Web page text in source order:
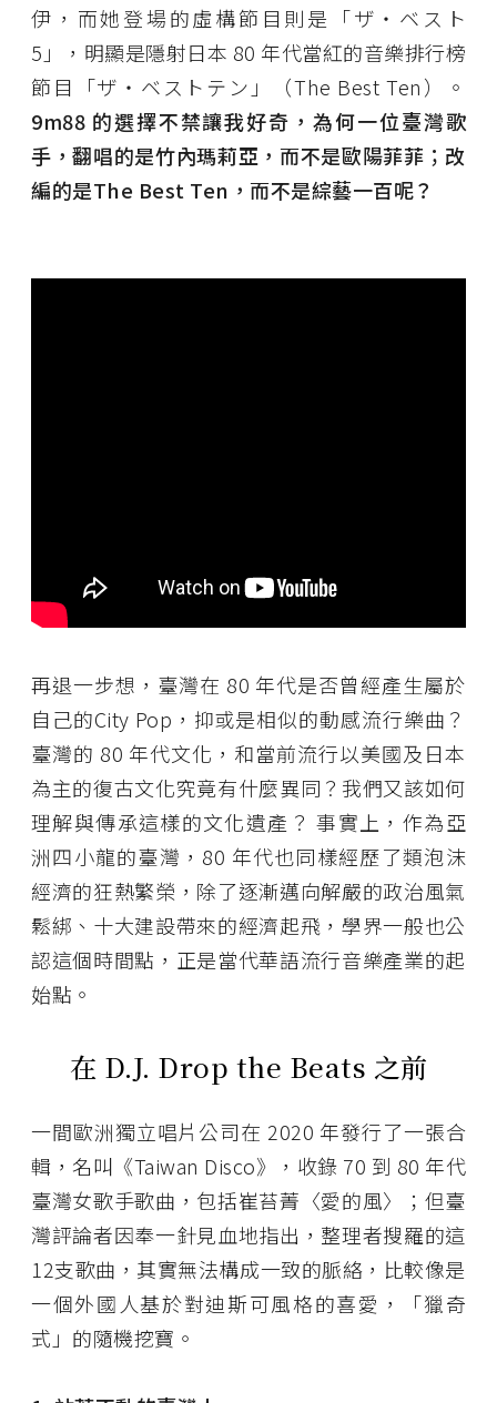
伊，而她登場的虛構節目則是「ザ・ベスト
5」，明顯是隱射日本 80 年代當紅的音樂排行榜
節目「ザ・ベストテン」（The Best Ten）。
9m88 的選擇不禁讓我好奇，為何一位臺灣歌
手，翻唱的是竹內瑪莉亞，而不是歐陽菲菲；改
編的是The Best Ten，而不是綜藝一百呢？
再退一步想，臺灣在 80 年代是否曾經產生屬於
自己的City Pop，抑或是相似的動感流行樂曲？
臺灣的 80 年代文化，和當前流行以美國及日本
為主的復古文化究竟有什麼異同？我們又該如何
理解與傳承這樣的文化遺產？ 事實上，作為亞
洲四小龍的臺灣，80 年代也同樣經歷了類泡沫
經濟的狂熱繁榮，除了逐漸邁向解嚴的政治風氣
鬆綁、十大建設帶來的經濟起飛，學界一般也公
認這個時間點，正是當代華語流行音樂產業的起
始點。
在 D.J. Drop the Beats 之前
一間歐洲獨立唱片公司在 2020 年發行了一張合
輯，名叫《Taiwan Disco》，收錄 70 到 80 年代
臺灣女歌手歌曲，包括崔苔菁〈愛的風〉；但臺
灣評論者因奉一針見血地指出，整理者搜羅的這
12支歌曲，其實無法構成一致的脈絡，比較像是
一個外國人基於對迪斯可風格的喜愛，「獵奇
式」的隨機挖寶。